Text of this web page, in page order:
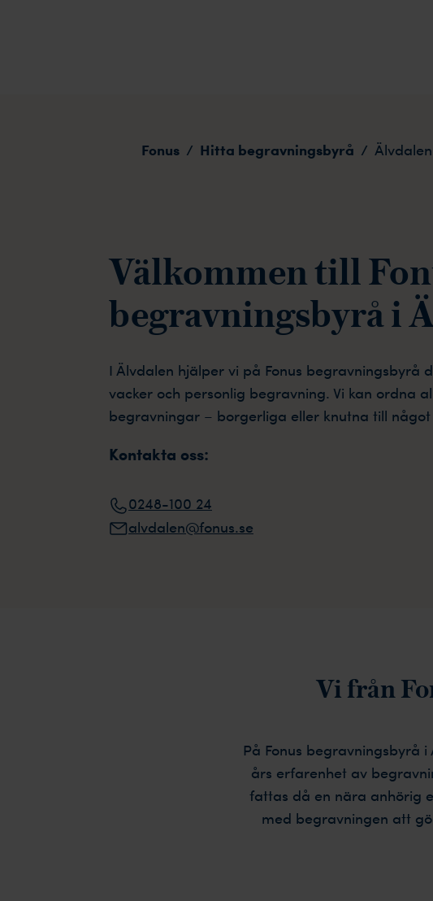
Fonus / Hitta begravningsbyrå / Älvdalen
Välkommen till
begravningsbyrå i
I Älvdalen hjälper vi på Fonus begravningsbyrå
vacker och personlig begravning. Vi kan ordna
begravningar – borgerliga eller knutna till
Kontakta oss:
0248-100 24
alvdalen@fonus.se
Vi från
På Fonus begravningsbyrå
års erfarenhet av
fattas då en nära anhörig
med begravningen att